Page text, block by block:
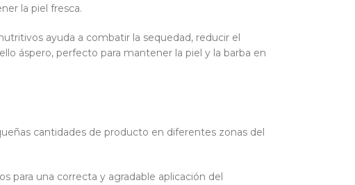
la piel fresca.
ayuda a combatir la sequedad, reducir el
áspero, perfecto para mantener la piel y la barba en
cantidades de producto en diferentes zonas del
para una correcta y agradable aplicación del